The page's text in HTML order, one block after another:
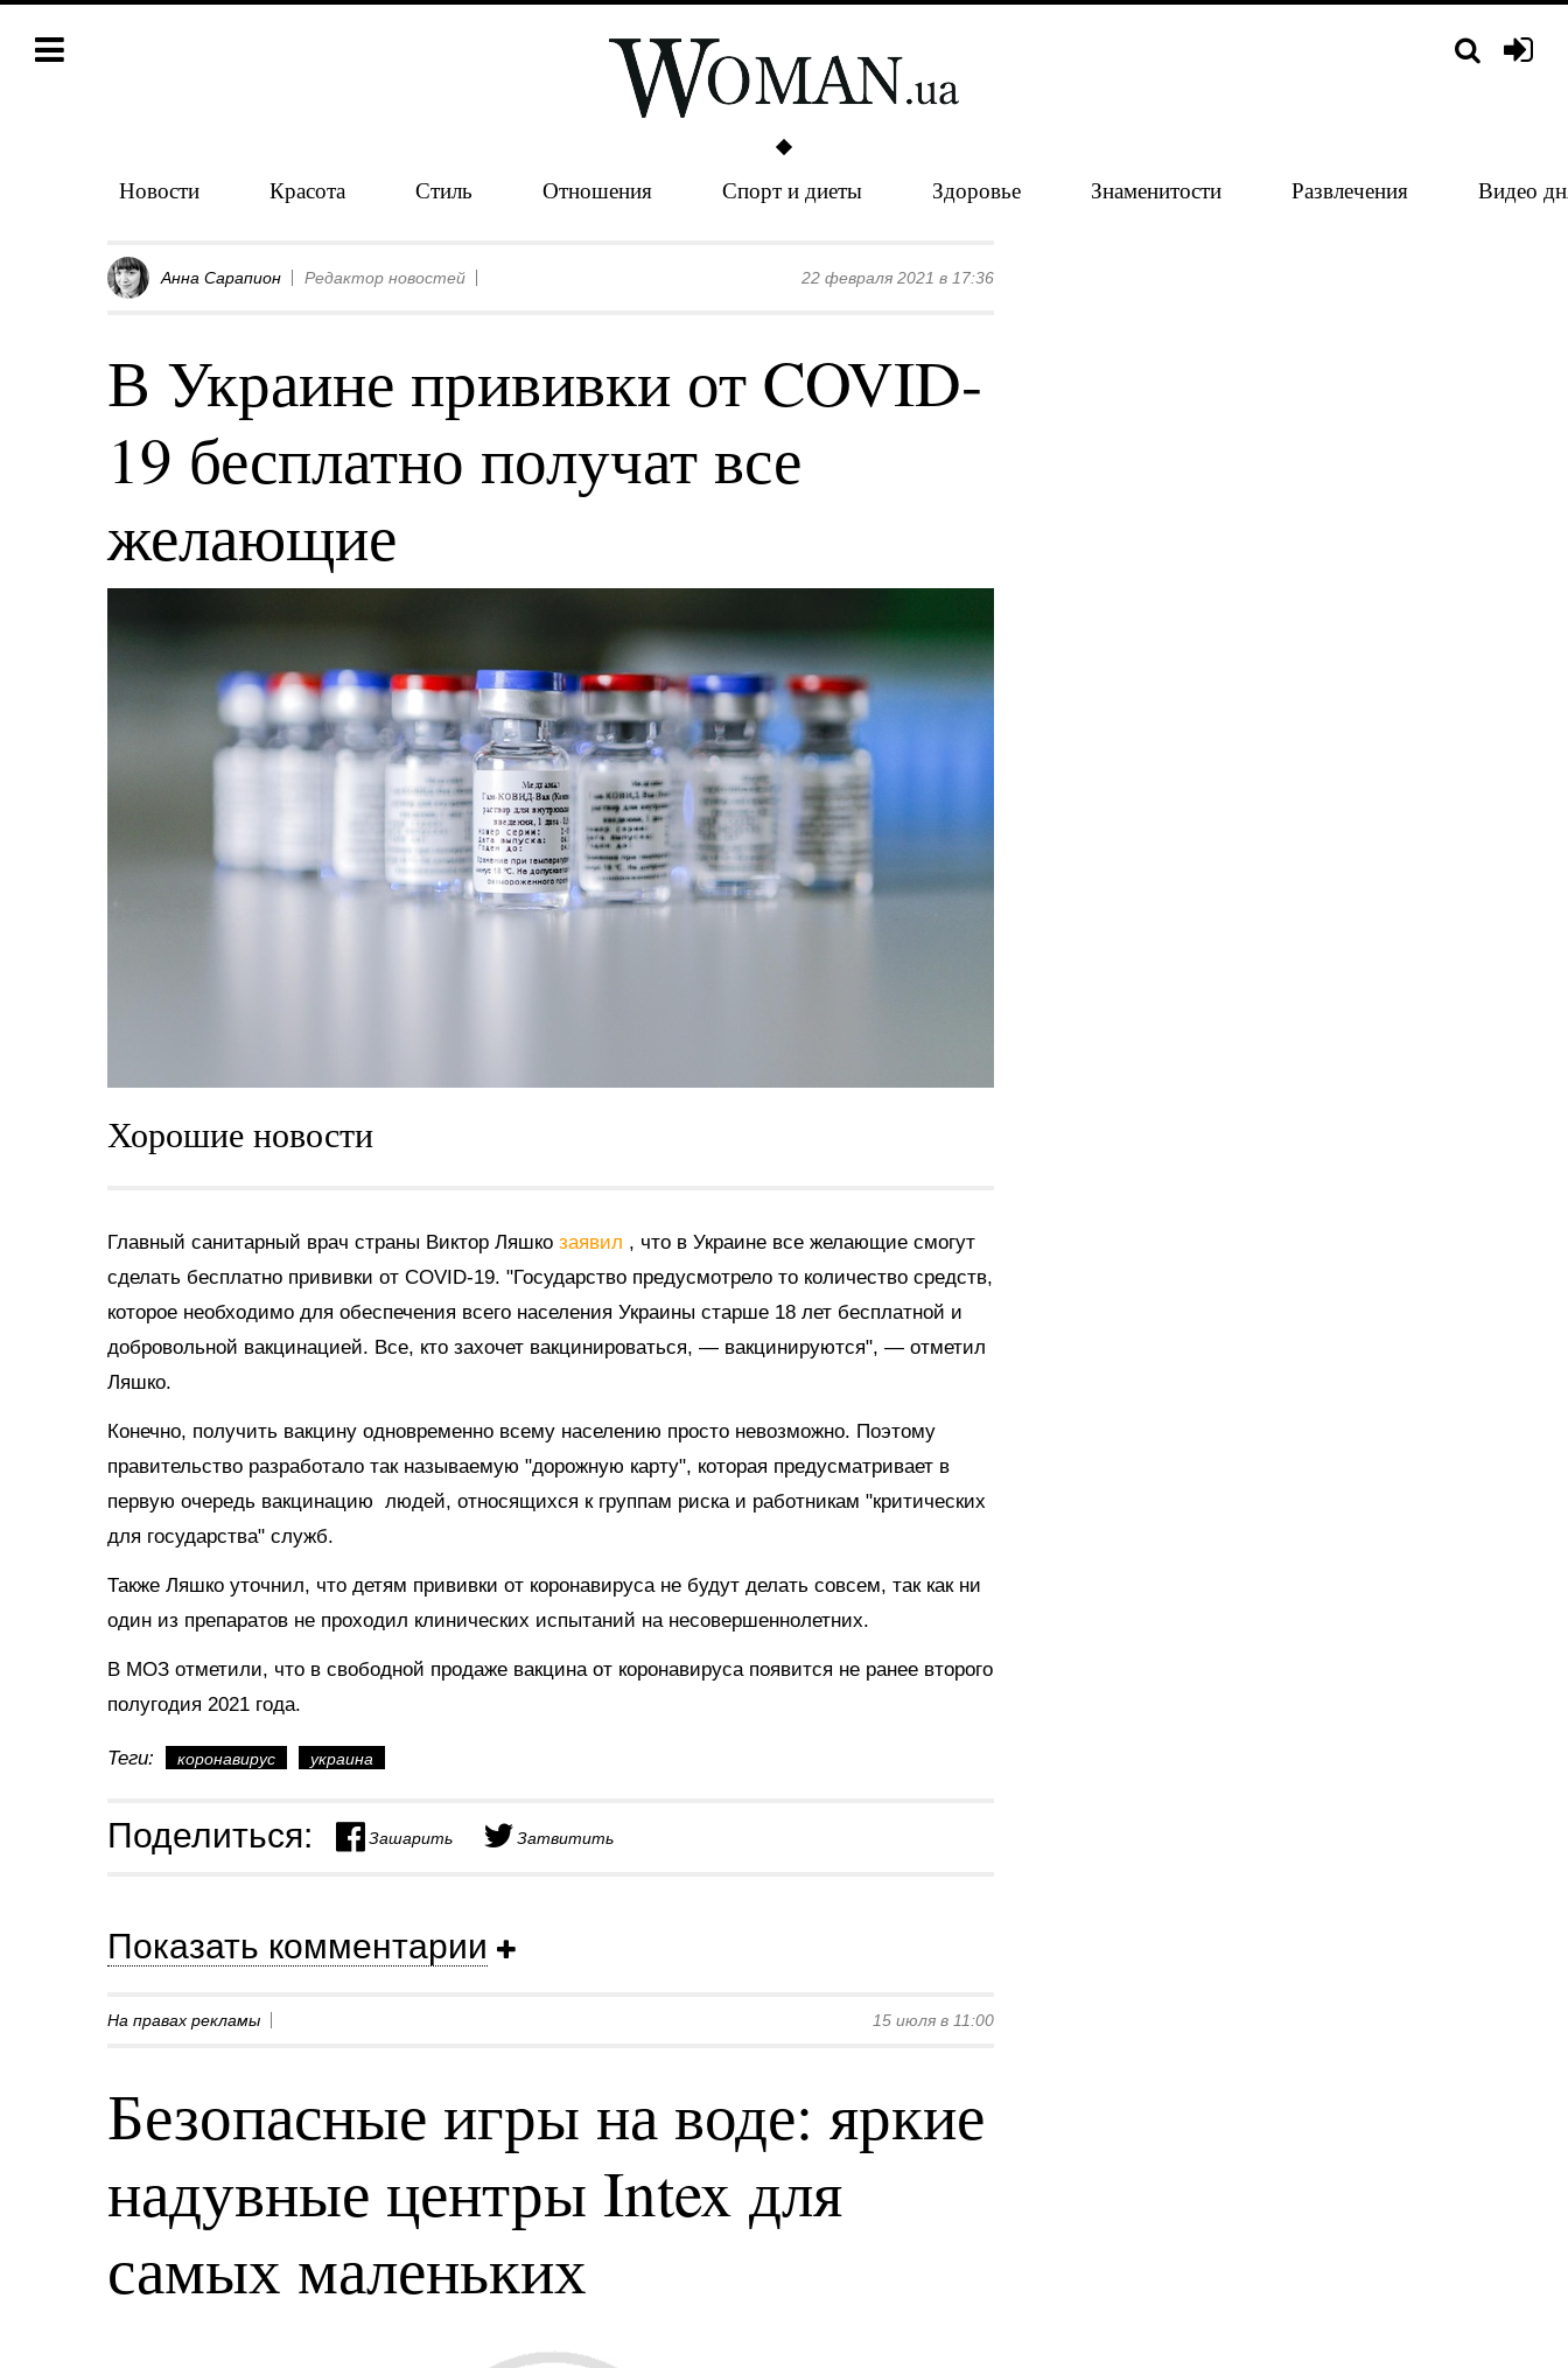
Новости Красота Стиль Отношения Спорт и диеты Здоровье Знаменитости Развлечения Видео
Анна Сарапион Редактор новостей 22 февраля 2021 в 17:36
В Украине прививки от COVID-
19 бесплатно получат все
желающие
Хорошие новости
Главный санитарный врач страны Виктор Ляшко заявил , что в Украине все желающие смогут
сделать бесплатно прививки от COVID-19. "Государство предусмотрело то количество средств,
которое необходимо для обеспечения всего населения Украины старше 18 лет бесплатной и
добровольной вакцинацией. Все, кто захочет вакцинироваться, — вакцинируются", — отметил
Ляшко.
Конечно, получить вакцину одновременно всему населению просто невозможно. Поэтому
правительство разработало так называемую "дорожную карту", которая предусматривает в
первую очередь вакцинацию людей, относящихся к группам риска и работникам "критических
для государства" служб.
Также Ляшко уточнил, что детям прививки от коронавируса не будут делать совсем, так как ни
один из препаратов не проходил клинических испытаний на несовершеннолетних.
В МОЗ отметили, что в свободной продаже вакцина от коронавируса появится не ранее второго
полугодия 2021 года.
Теги: коронавирус украина
Поделиться: Зашарить Затвитить
Показать комментарии
На правах рекламы 15 июля в 11:00
Безопасные игры на воде: яркие
надувные центры Intex для
самых маленьких